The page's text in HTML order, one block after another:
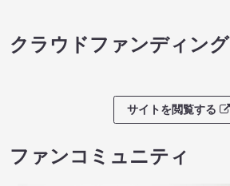
クラウドファンディング
サイトを閲覧する
ファンコミュニティ